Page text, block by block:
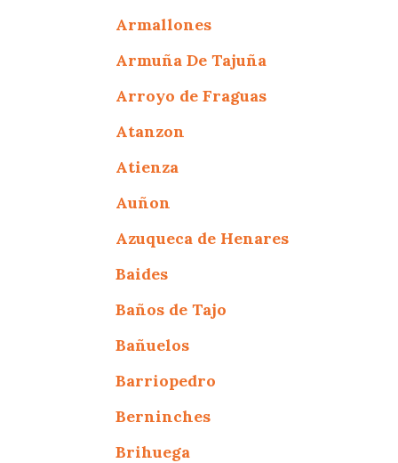
Armallones
Armuña De Tajuña
Arroyo de Fraguas
Atanzon
Atienza
Auñon
Azuqueca de Henares
Baides
Baños de Tajo
Bañuelos
Barriopedro
Berninches
Brihuega